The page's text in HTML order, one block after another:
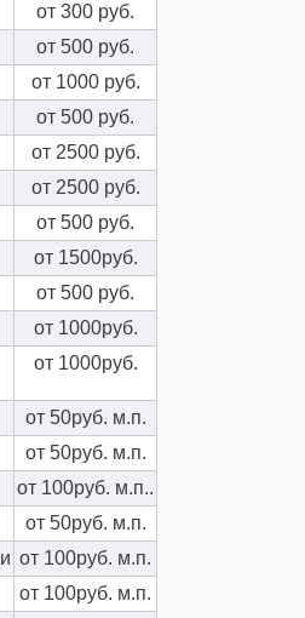
от 300 руб.
от 500 руб.
от 1000 руб.
от 500 руб.
от 2500 руб.
от 2500 руб.
от 500 руб.
от 1500руб.
от 500 руб.
от 1000руб.
от 1000руб.
от 50руб. м.п.
от 50руб. м.п.
от 100руб. м.п..
от 50руб. м.п.
от 100руб. м.п.
от 100руб. м.п.